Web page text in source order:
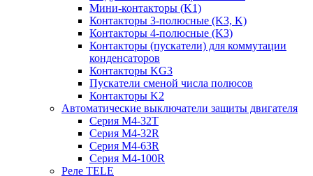
Мини-контакторы (K1)
Контакторы 3-полюсные (K3, K)
Контакторы 4-полюсные (K3)
Контакторы (пускатели) для коммутации
конденсаторов
Контакторы KG3
Пускатели сменой числа полюсов
Контакторы K2
Автоматические выключатели защиты двигателя
Серия M4-32T
Серия M4-32R
Серия M4-63R
Серия M4-100R
Реле TELE